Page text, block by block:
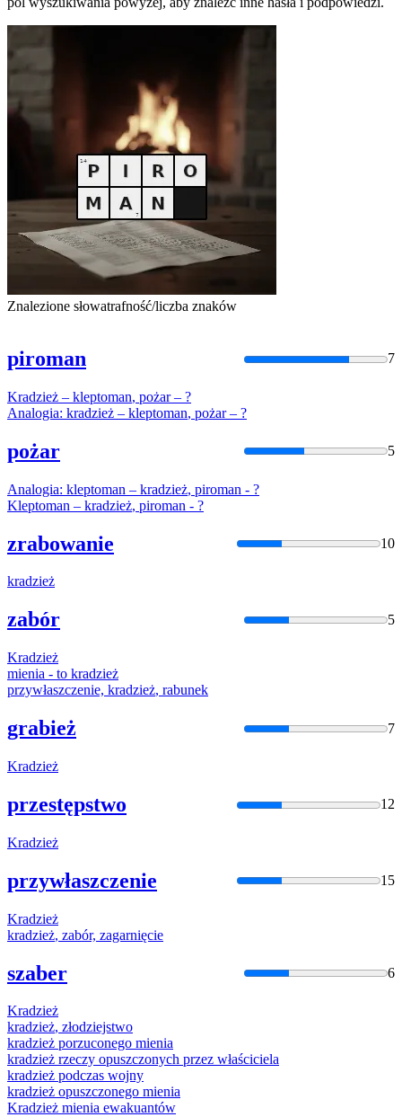
Znalezione słowatrafność/liczba znaków
piroman 7
Kradzież – kleptoman, pożar– ?
Analogia: kradzież – kleptoman, pożar– ?
pożar 5
Analogia: kleptoman – kradzież, piroman - ?
Kleptoman – kradzież, piroman - ?
zrabowanie 10
kradzież
zabór 5
Kradzież
mienia - to kradzież
przywłaszczenie, kradzież, rabunek
grabież 7
Kradzież
przestępstwo 12
Kradzież
przywłaszczenie 15
Kradzież
kradzież, zabór, zagarnięcie
szaber 6
Kradzież
kradzież, złodziejstwo
kradzież porzuconego mienia
kradzież rzeczy opuszczonych przez właściciela
kradzież podczas wojny
kradzież opuszczonego mienia
Kradzież mienia ewakuantów